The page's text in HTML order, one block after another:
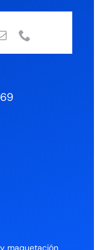
maquetación